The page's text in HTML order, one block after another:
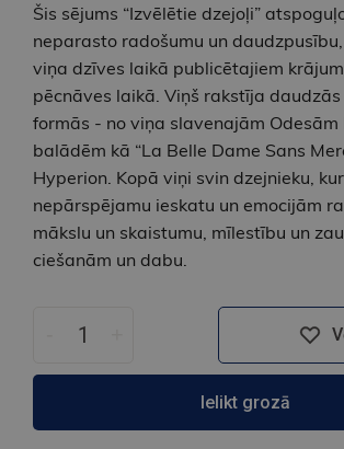
Šis sējums “Izvēlētie dzejoļi”
neparasto radošumu un
viņa dzīves laikā publicētajiem
pēcnāves laikā. Viņš rakstīja
formās - no viņa slavenajām
balādēm kā “La Belle Dame Sans
Hyperion. Kopā viņi svin dzejnieku,
nepārspējamu ieskatu un emocijām
mākslu un skaistumu, mīlestību un
ciešanām un dabu.
Ielikt grozā